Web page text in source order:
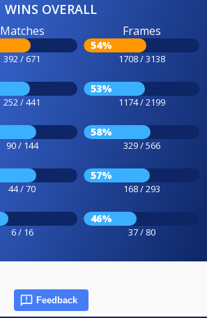
WINS OVERALL
Matches
392 / 671
Frames
54%
1708 / 3138
252 / 441
53%
1174 / 2199
90 / 144
58%
329 / 566
44 / 70
57%
168 / 293
6 / 16
46%
37 / 80
Feedback